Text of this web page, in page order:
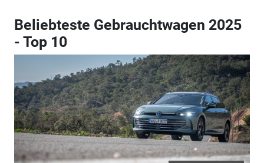
Beliebteste Gebrauchtwagen 2025
- Top 10